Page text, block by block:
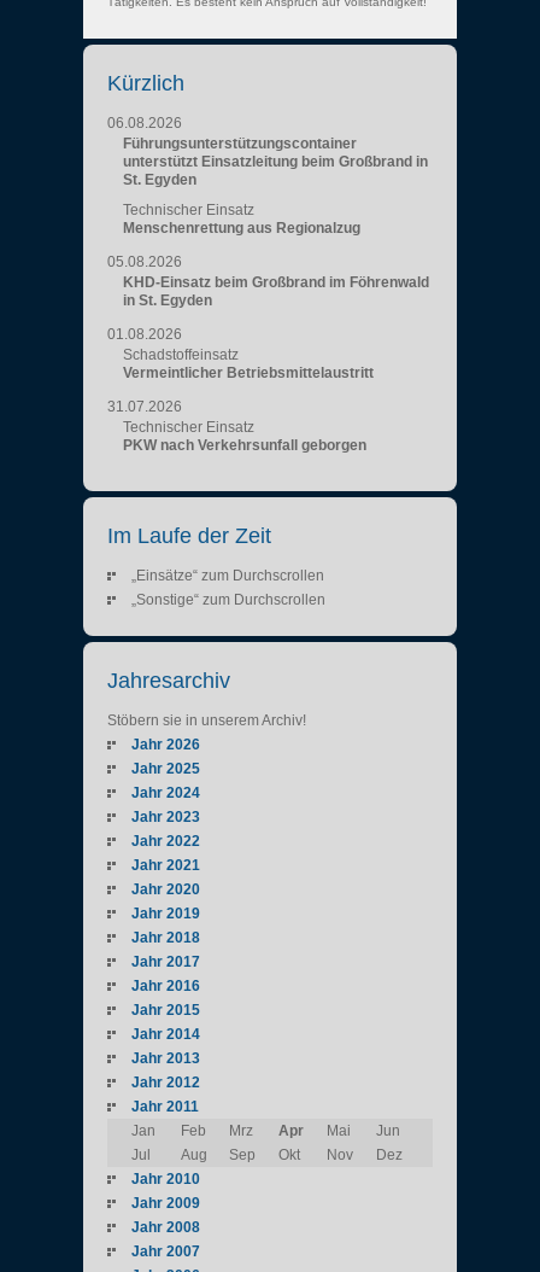
Kürzlich
06.08.2026
Führungsunterstützungscontainer
unterstützt Einsatzleitung beim Großbrand in
St. Egyden
Technischer Einsatz
Menschenrettung aus Regionalzug
05.08.2026
KHD-Einsatz beim Großbrand im Föhrenwald
in St. Egyden
01.08.2026
Schadstoffeinsatz
Vermeintlicher Betriebsmittelaustritt
31.07.2026
Technischer Einsatz
PKW nach Verkehrsunfall geborgen
Im Laufe der Zeit
„Einsätze“ zum Durchscrollen
„Sonstige“ zum Durchscrollen
Jahresarchiv
Stöbern sie in unserem Archiv!
Jahr 2026
Jahr 2025
Jahr 2024
Jahr 2023
Jahr 2022
Jahr 2021
Jahr 2020
Jahr 2019
Jahr 2018
Jahr 2017
Jahr 2016
Jahr 2015
Jahr 2014
Jahr 2013
Jahr 2012
Jahr 2011
Jan
Feb Mrz Apr Mai
Jun
Jul
Aug Sep Okt Nov
Dez
Jahr 2010
Jahr 2009
Jahr 2008
Jahr 2007